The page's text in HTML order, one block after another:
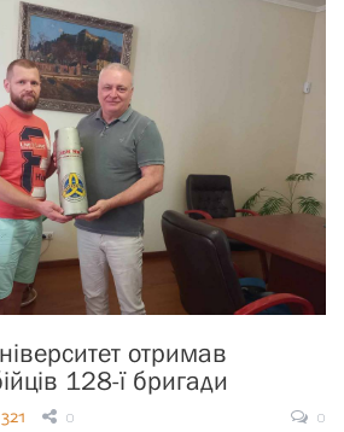
отримав
128-ї бригади
0
0